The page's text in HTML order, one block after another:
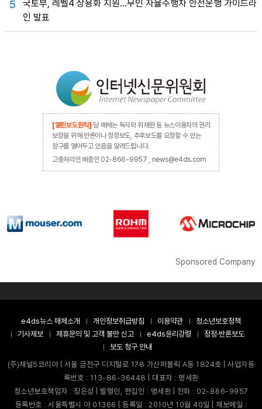
5
국토부, 레벨4 상용화 지원…무인 자율주행차 안전운행 가이드라
인 발표
[열린보도원칙] 당 매체는 독자와 취재원 등 뉴스이용자의 권리
보장을 위해 반론이나 정정보도, 추후보도를 요청할 수 있는
창구를 열어두고 있음을 알려드립니다.
고충처리인 배종인 02-866-9957 , news@e4ds.com
Sponsored Company
e4ds뉴스 매체소개 개인정보취급방침 이용약관
청소년보호정책
기사제보
제휴문의 및 고객 불만 신고 e4ds윤리강령
정정·반론보도
보도 청구 안내
(주)채널5코리아 | 서울 금천구 디지털로 178 가산퍼블릭 A동 1824호 | 사업자등
록번호 : 113-86-36448 | 대표자 : 명세환
청소년보호책임자 : 장은성 | 발행인, 편집인 : 명세환 | 전화 : 02-866-9957
등록번호 : 서울특별시 아 01366 | 등록일 : 2010년 10월 40일 | 제보메일 :